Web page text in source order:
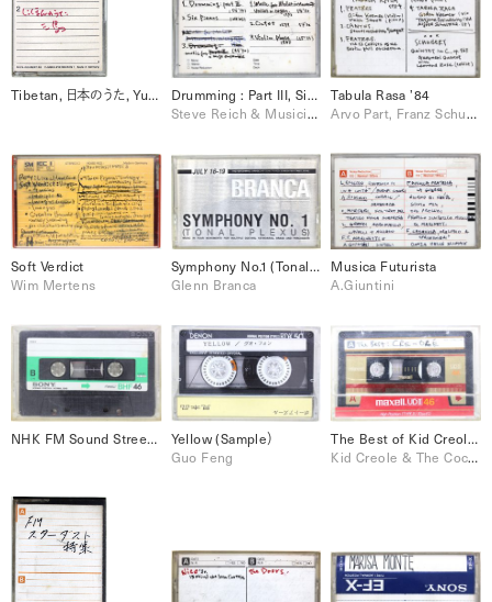
Tibetan, 日本のうた, Yukio Mishima
Drumming : Part III, Six Pianos, etc.
Steve Reich & Musicians
Tabula Rasa ’84
Arvo Part, Franz Schubert
Soft Verdict
Wim Mertens
Symphony No.1 (Tonal Plexus)
Glenn Branca
Musica Futurista
A.Giuntini
NHK FM Sound Street DJ 甲斐よしひろ
Yellow (Sample）
Guo Feng
The Best of Kid Creole & The Coconuts
Kid Creole & The Coconuts